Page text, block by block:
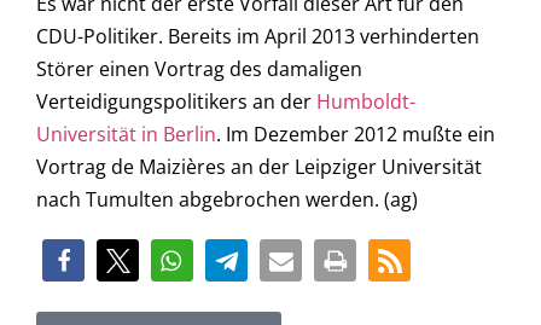
CDU-Politiker. Bereits im April 2013 verhinderten
Störer einen Vortrag des damaligen
Verteidigungspolitikers an der Humboldt-
Universität in Berlin. Im Dezember 2012 mußte ein
Vortrag de Maizières an der Leipziger Universität
nach Tumulten abgebrochen werden. (ag)